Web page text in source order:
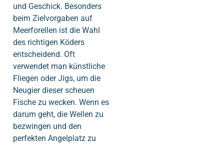
und Geschick. Besonders
beim Zielvorgaben auf
Meerforellen ist die Wahl
des richtigen Köders
entscheidend. Oft
verwendet man künstliche
Fliegen oder Jigs, um die
Neugier dieser scheuen
Fische zu wecken. Wenn es
darum geht, die Wellen zu
bezwingen und den
perfekten Angelplatz zu